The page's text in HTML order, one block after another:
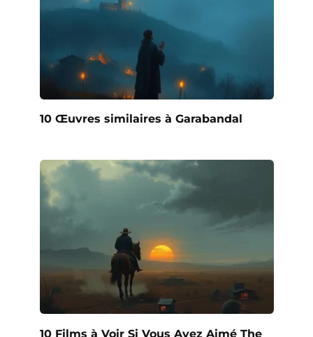
10 Œuvres similaires à Garabandal
10 Films à Voir Si Vous Avez Aimé The